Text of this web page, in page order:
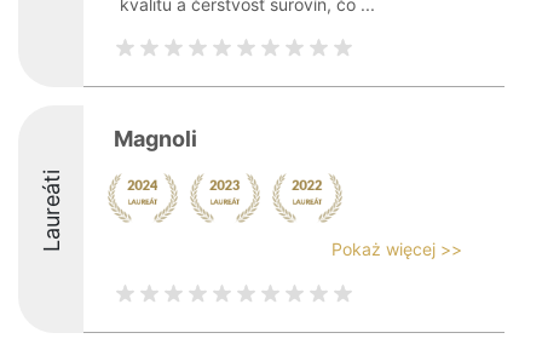
kvalitu a čerstvosť surovín, čo ...
Laureáti
Magnoli
Pokaż więcej >>